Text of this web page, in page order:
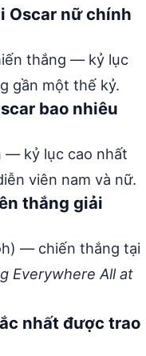
Oscar nữ chính
thắng — kỷ lục
gần một thế kỷ.
bao nhiêu
— kỷ lục cao nhất
viên nam và nữ.
thắng giải
— chiến thắng tại
Everywhere All at
nhất được trao